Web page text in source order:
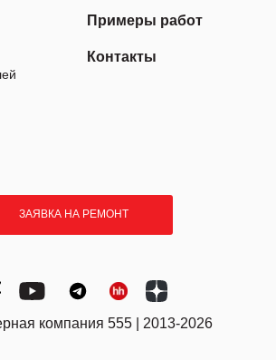
Примеры работ
Контакты
ЗАЯВКА НА РЕМОНТ
компания 555 | 2013-2026